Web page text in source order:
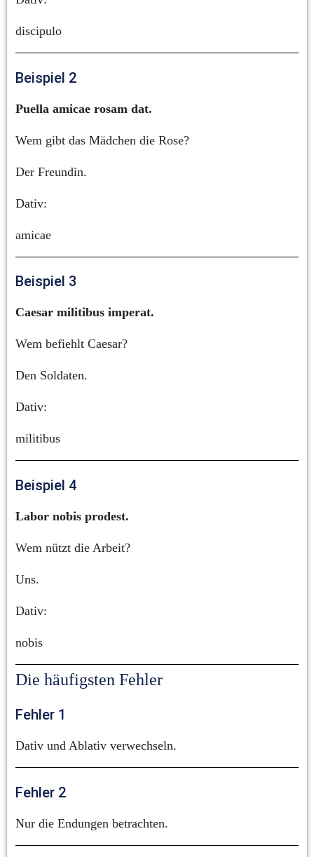
discipulo
Beispiel 2
Puella amicae rosam dat.
Wem gibt das Mädchen die Rose?
Der Freundin.
Dativ:
amicae
Beispiel 3
Caesar militibus imperat.
Wem befiehlt Caesar?
Den Soldaten.
Dativ:
militibus
Beispiel 4
Labor nobis prodest.
Wem nützt die Arbeit?
Uns.
Dativ:
nobis
Die häufigsten Fehler
Fehler 1
Dativ und Ablativ verwechseln.
Fehler 2
Nur die Endungen betrachten.